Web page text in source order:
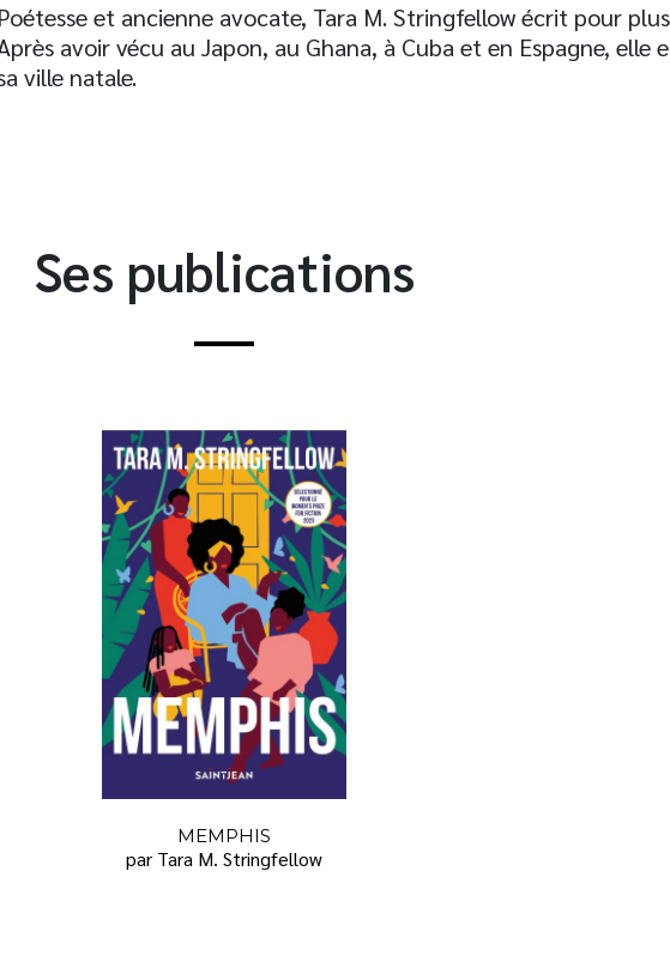
Poétesse et ancienne avocate, Tara M. Stringfellow écrit pour
avoir vécu au Japon, au Ghana, à Cuba et en Espagne, elle
ville natale.
Ses publications
MEMPHIS
par Tara M. Stringfellow